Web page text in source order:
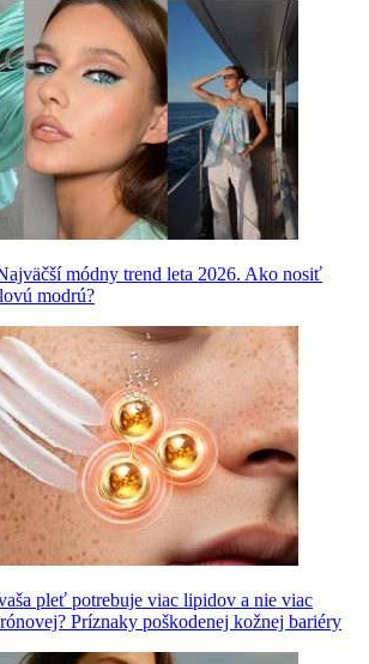
módny trend leta 2026. Ako nosiť
modrú?
pleť potrebuje viac lipidov a nie viac
Príznaky poškodenej kožnej bariéry